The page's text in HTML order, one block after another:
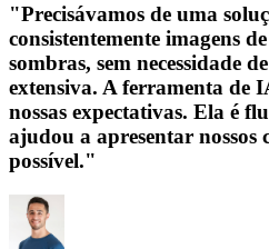
"Precisávamos de uma
consistentemente imagens
sombras, sem necessidade
extensiva. A ferramenta de
nossas expectativas. Ela é
ajudou a apresentar
possível."